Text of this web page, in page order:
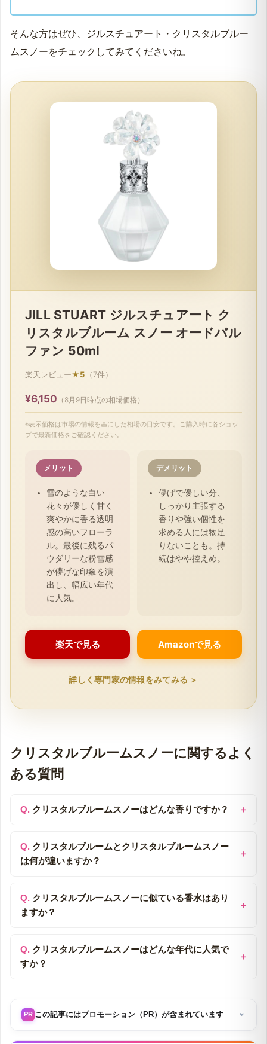
そんな方はぜひ、ジルスチュアート・クリスタルブルー
ムスノーをチェックしてみてくださいね。
JILL STUART ジルスチュアート ク
リスタルブルーム スノー オードパル
ファン 50ml
楽天レビュー★5 （7件）
¥6,150 （8月9日時点の相場価格）
※表示価格は市場の情報を基にした相場の目安です。ご購入時に各ショッ
プで最新価格をご確認ください。
メリット
雪のような白い
花々が優しく甘く
爽やかに香る透明
感の高いフローラ
ル。最後に残るパ
ウダリーな粉雪感
が儚げな印象を演
出し、幅広い年代
に人気。
デメリット
儚げで優しい分、
しっかり主張する
香りや強い個性を
求める人には物足
りないことも。持
続はやや控えめ。
楽天で見る Amazonで見る
詳しく専門家の情報をみてみる ＞
クリスタルブルームスノーに関するよく
ある質問
クリスタルブルームスノーはどんな香りですか？
クリスタルブルームとクリスタルブルームスノー
は何が違いますか？
クリスタルブルームスノーに似ている香水はあり
ますか？
クリスタルブルームスノーはどんな年代に人気で
すか？
PR この記事にはプロモーション（PR）が含まれています